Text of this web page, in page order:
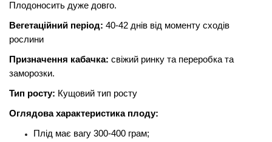
Плодоносить дуже довго.
Вегетаційний період: 40-42 днів від моменту сходів
рослини
Призначення кабачка: свіжий ринку та переробка та
заморозки.
Тип росту: Кущовий тип росту
Оглядова характеристика плоду:
Плід має вагу 300-400 грам;